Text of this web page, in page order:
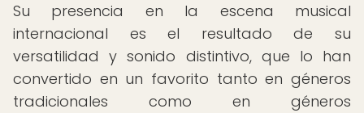
Su presencia en la escena musical
internacional es el resultado de su
versatilidad y sonido distintivo, que lo han
convertido en un favorito tanto en géneros
tradicionales como en géneros